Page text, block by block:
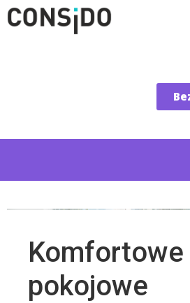
Komfortowe
pokojowe